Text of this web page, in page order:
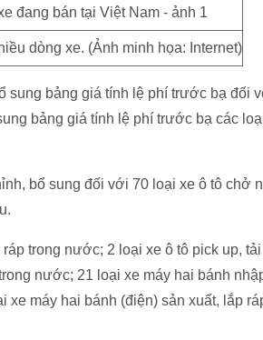
dòng xe. (Ảnh minh họa: Internet)
sung bảng giá tính lệ phí trước bạ đối
bảng giá tính lệ phí trước bạ các
bổ sung đối với 70 loại xe ô tô chở
trong nước; 2 loại xe ô tô pick up, tải
nước; 21 loại xe máy hai bánh
máy hai bánh (điện) sản xuất, lắp